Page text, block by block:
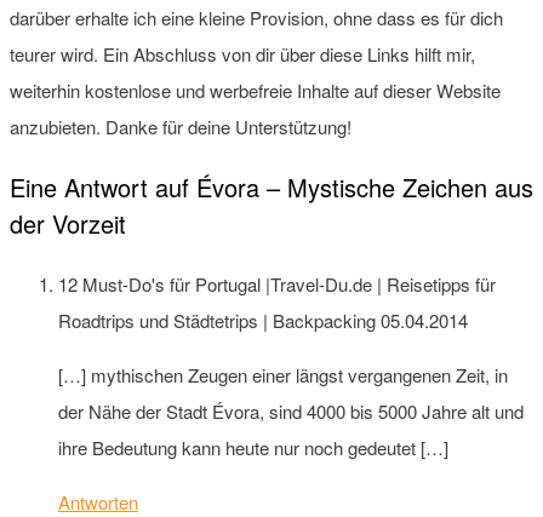
darüber erhalte ich eine kleine Provision, ohne dass es für dich
teurer wird. Ein Abschluss von dir über diese Links hilft mir,
weiterhin kostenlose und werbefreie Inhalte auf dieser Website
anzubieten. Danke für deine Unterstützung!
Eine Antwort auf Évora – Mystische Zeichen aus
der Vorzeit
12 Must-Do's für Portugal |Travel-Du.de | Reisetipps für
Roadtrips und Städtetrips | Backpacking05.04.2014
[…] mythischen Zeugen einer längst vergangenen Zeit, in
der Nähe der Stadt Évora, sind 4000 bis 5000 Jahre alt und
ihre Bedeutung kann heute nur noch gedeutet […]
Antworten